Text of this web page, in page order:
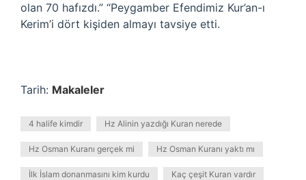
olan 70 hafızdı.” “Peygamber Efendimiz Kur’an-ı
Kerim’i dört kişiden almayı tavsiye etti.
Tarih: Makaleler
4 halife kimdir Hz Alinin yazdığı Kuran nerede
Hz Osman Kuranı gerçek mi Hz Osman Kuranı yaktı mı
İlk İslam donanmasını kim kurdu Kaç çeşit Kuran vardır